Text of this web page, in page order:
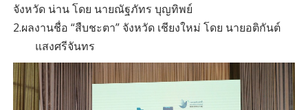
จังหวัด น่าน โดย นายณัฐภัทร บุญทิพย์
2.ผลงานชื่อ “สืบชะตา” จังหวัด เชียงใหม่ โดย นายอติกันต์
แสงศรีจันทร